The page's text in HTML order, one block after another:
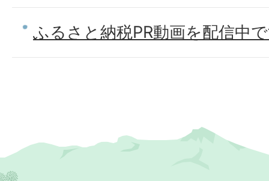
ふるさと納税PR動画を配信中